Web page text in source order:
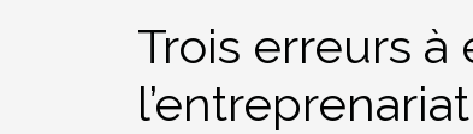
Trois erreurs